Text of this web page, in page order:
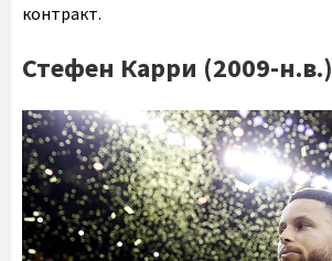
контракт.
Стефен Карри (2009-н.в.)